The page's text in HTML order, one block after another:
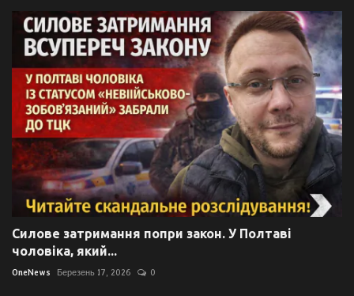
Силове затримання попри закон. У Полтаві
чоловіка, який...
OneNews Березень 17, 2026 0